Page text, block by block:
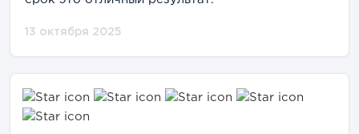
13 октября 2025